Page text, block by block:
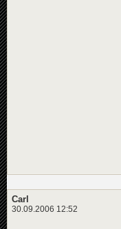
Carl
30.09.2006 12:52